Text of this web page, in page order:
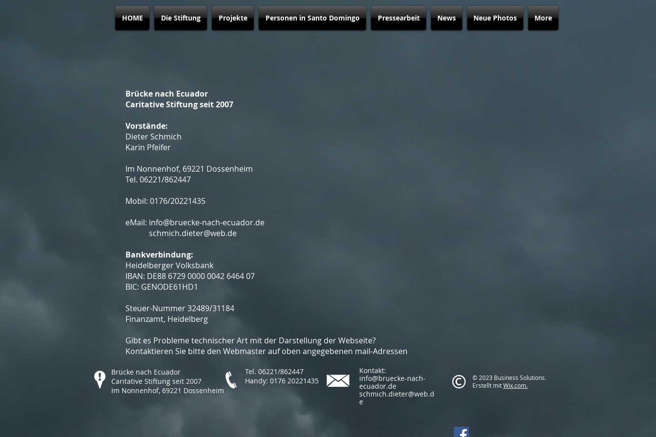
HOME Die Stiftung Projekte Personen in Santo Domingo Pressearbeit News Neue Photos More
Brücke nach Ecuador
Caritative Stiftung seit 2007
Vorstände:
Dieter Schmich
Karin Pfeifer
Im Nonnenhof, 69221 Dossenheim
Tel. 06221/862447
Mobil: 0176/20221435
eMail: info@bruecke-nach-ecuador.de
schmich.dieter@web.de
Bankverbindung:
Heidelberger Volksbank
IBAN: DE88 6729 0000 0042 6464 07
BIC: GENODE61HD1
Steuer-Nummer 32489/31184
Finanzamt, Heidelberg
Gibt es Probleme technischer Art mit der Darstellung der Webseite?
Kontaktieren Sie bitte den Webmaster auf oben angegebenen mail-Adressen
Brücke nach Ecuador
Caritative Stiftung seit 2007
Im Nonnenhof, 69221 Dossenheim
Tel. 06221/862447
Handy: 0176 20221435
Kontakt:
info@bruecke-nach-
ecuador.de
schmich.dieter@web.d
e
© 2023 Business Solutions.
Erstellt mitWix.com.